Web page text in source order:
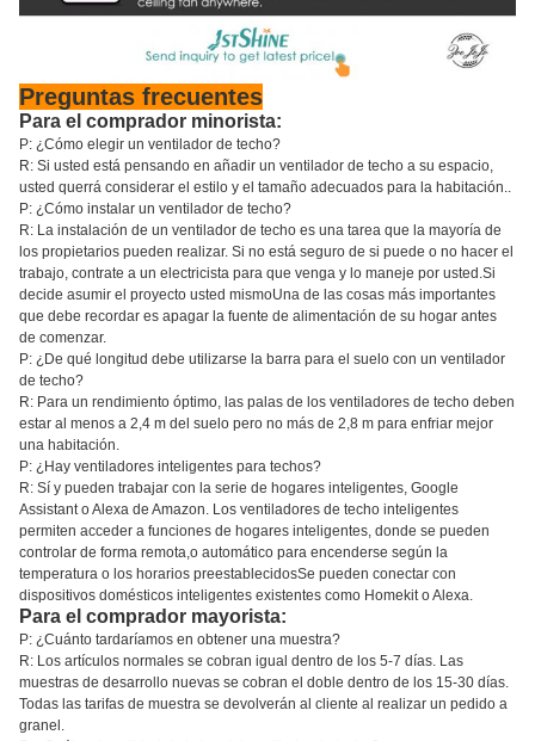
Preguntas frecuentes
Para el comprador minorista:
P: ¿Cómo elegir un ventilador de techo?
R: Si usted está pensando en añadir un ventilador de techo a su espacio,
usted querrá considerar el estilo y el tamaño adecuados para la habitación..
P: ¿Cómo instalar un ventilador de techo?
R: La instalación de un ventilador de techo es una tarea que la mayoría de
los propietarios pueden realizar. Si no está seguro de si puede o no hacer el
trabajo, contrate a un electricista para que venga y lo maneje por usted.Si
decide asumir el proyecto usted mismoUna de las cosas más importantes
que debe recordar es apagar la fuente de alimentación de su hogar antes
de comenzar.
P: ¿De qué longitud debe utilizarse la barra para el suelo con un ventilador
de techo?
R: Para un rendimiento óptimo, las palas de los ventiladores de techo deben
estar al menos a 2,4 m del suelo pero no más de 2,8 m para enfriar mejor
una habitación.
P: ¿Hay ventiladores inteligentes para techos?
R: Sí y pueden trabajar con la serie de hogares inteligentes, Google
Assistant o Alexa de Amazon. Los ventiladores de techo inteligentes
permiten acceder a funciones de hogares inteligentes, donde se pueden
controlar de forma remota,o automático para encenderse según la
temperatura o los horarios preestablecidosSe pueden conectar con
dispositivos domésticos inteligentes existentes como Homekit o Alexa.
Para el comprador mayorista:
P: ¿Cuánto tardaríamos en obtener una muestra?
R: Los artículos normales se cobran igual dentro de los 5-7 días. Las
muestras de desarrollo nuevas se cobran el doble dentro de los 15-30 días.
Todas las tarifas de muestra se devolverán al cliente al realizar un pedido a
granel.